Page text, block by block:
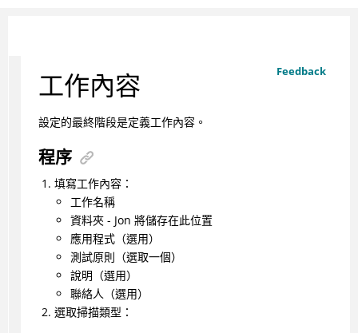
Feedback
工作內容
設定的最終階段是定義工作內容。
程序
填寫工作內容：
工作名稱
資料夾 - Jon 將儲存在此位置
應用程式（選用）
測試原則（選取一個）
說明（選用）
聯絡人（選用）
選取掃描類型：